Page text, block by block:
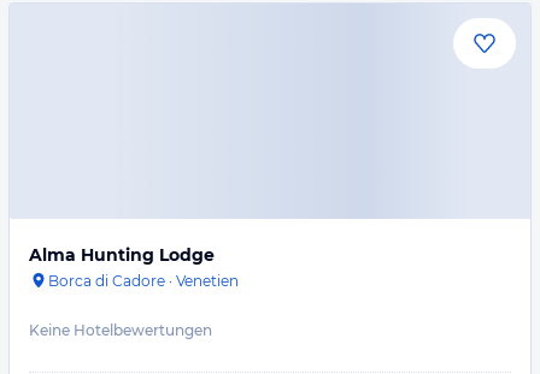
Alma Hunting Lodge
Borca di Cadore · Venetien
Keine Hotelbewertungen